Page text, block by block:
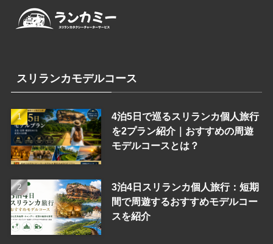
スリランカモデルコース
4泊5日で巡るスリランカ個人旅行
を2プラン紹介｜おすすめの周遊
モデルコースとは？
3泊4日スリランカ個人旅行：短期
間で周遊するおすすめモデルコー
スを紹介